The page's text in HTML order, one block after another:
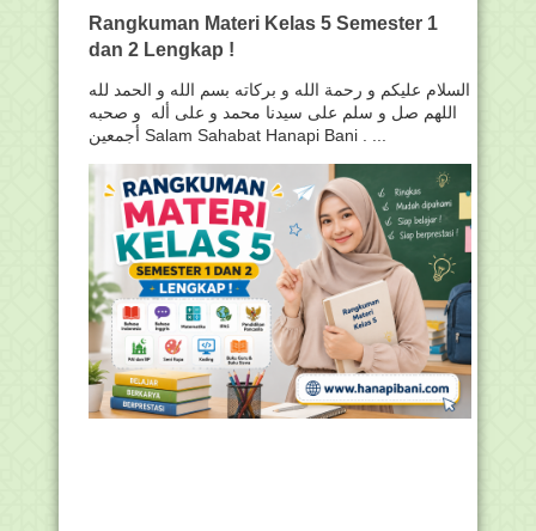
Rangkuman Materi Kelas 5 Semester 1
dan 2 Lengkap !
السلام عليكم و رحمة الله و بركاته بسم الله و الحمد لله
اللهم صل و سلم على سيدنا محمد و على أله و صحبه
أجمعين Salam Sahabat Hanapi Bani . ...